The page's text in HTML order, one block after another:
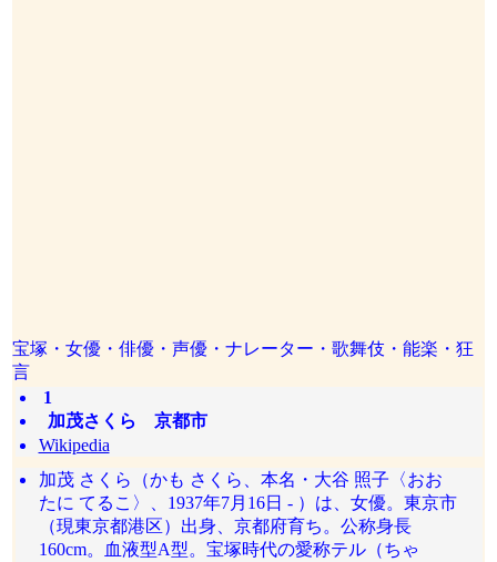
宝塚・女優・俳優・声優・ナレーター・歌舞伎・能楽・狂
言
1
加茂さくら 京都市
Wikipedia
加茂 さくら（かも さくら、本名・大谷 照子〈おお
たに てるこ〉、1937年7月16日 - ）は、女優。東京市
（現東京都港区）出身、京都府育ち。公称身長
160cm。血液型A型。宝塚時代の愛称テル（ちゃ